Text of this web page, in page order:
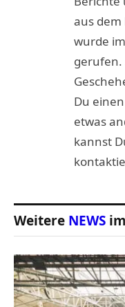
aus dem
wurde
gerufen.
Du
etwas
kannst
Weitere NEWS